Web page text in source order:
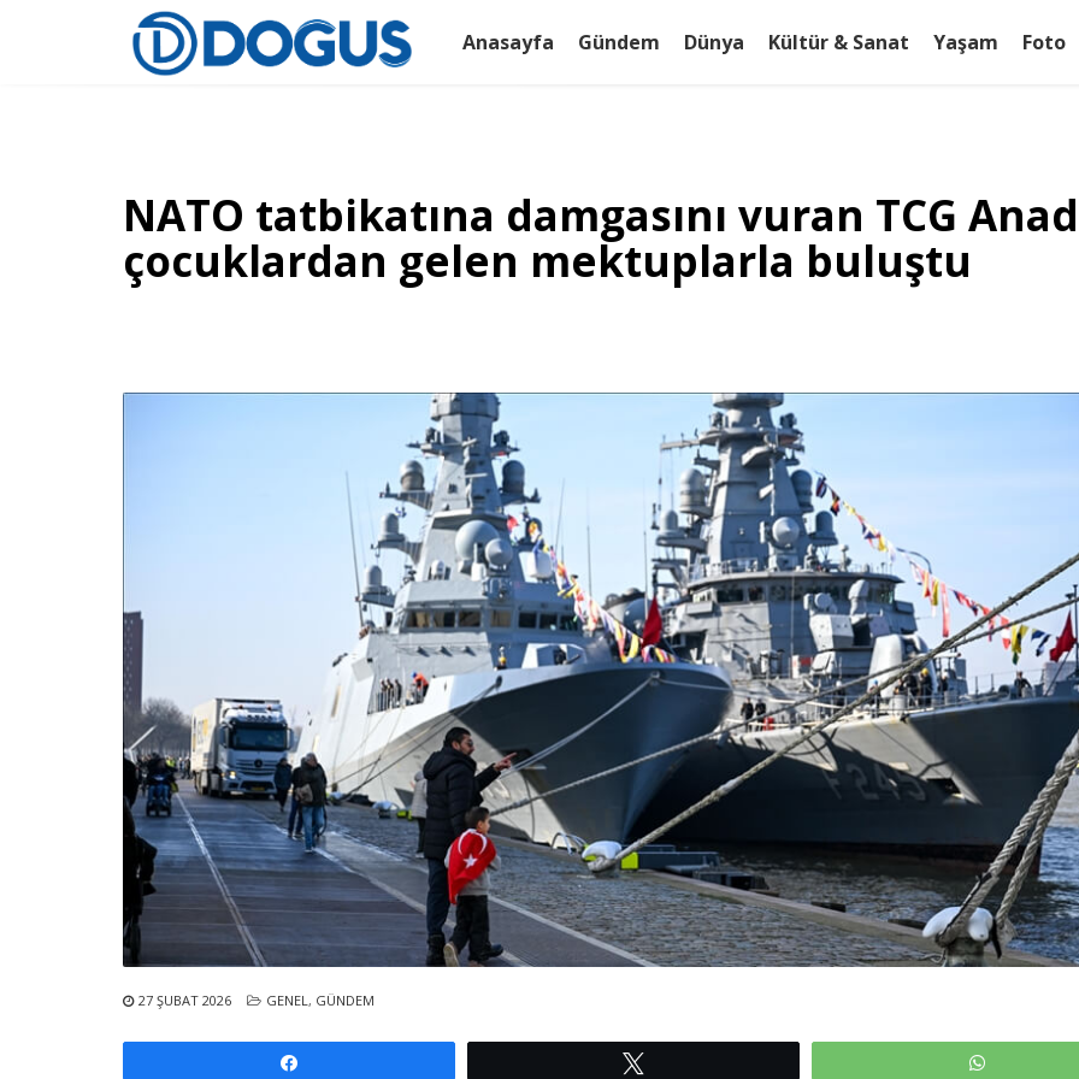
Anasayfa Gündem Dünya Kültür & Sanat Yaşam Foto
NATO tatbikatına damgasını vuran TCG
çocuklardan gelen mektuplarla buluştu
27 ŞUBAT 2026 GENEL , GÜNDEM